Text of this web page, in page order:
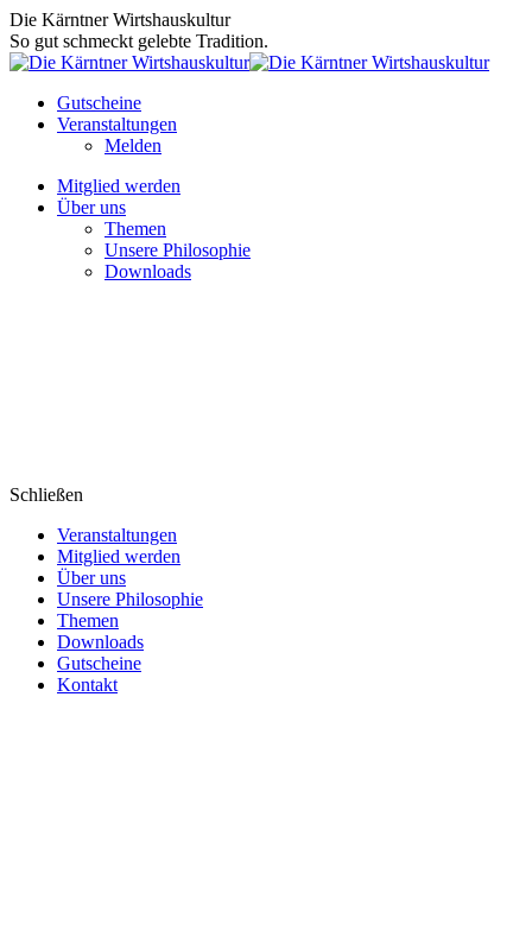
Zum
Inhalt
springen
Die Kärntner Wirtshauskultur
So gut schmeckt gelebte Tradition.
Gutscheine
Veranstaltungen
Melden
Mitglied werden
Über uns
Themen
Unsere Philosophie
Downloads
Schließen
Veranstaltungen
Mitglied werden
Über uns
Unsere Philosophie
Themen
Downloads
Gutscheine
Kontakt